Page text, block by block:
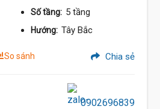
Số tầng: 5 tầng
Hướng: Tây Bắc
So sánh Chia sẻ
0902696839